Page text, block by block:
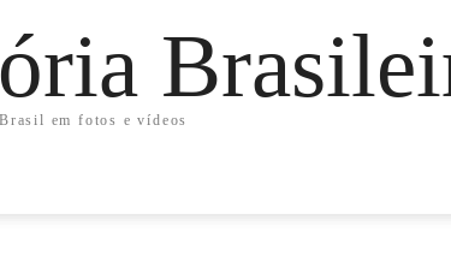
em fotos e vídeos